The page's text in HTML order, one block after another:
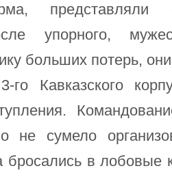
упорного,
больших потерь,
го Кавказского
не сумело
бросались в лобовые